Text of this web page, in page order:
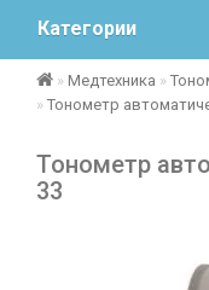
Категории
Медтехника
Тонометр
Тонометр
33